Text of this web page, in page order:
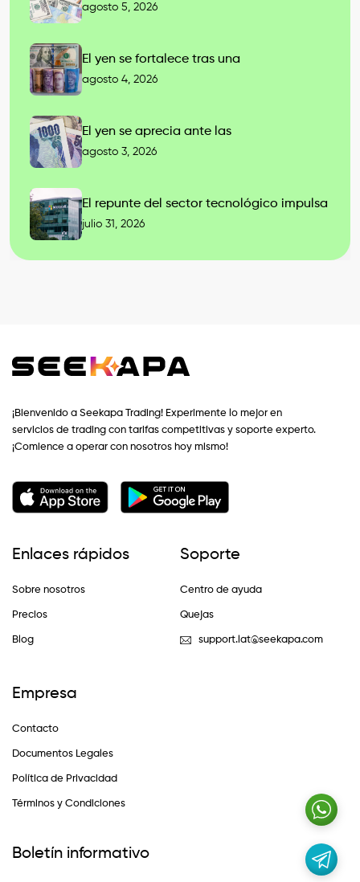
agosto 5, 2026
El yen se fortalece tras una
agosto 4, 2026
El yen se aprecia ante las
agosto 3, 2026
El repunte del sector tecnológico impulsa
julio 31, 2026
¡Bienvenido a Seekapa Trading! Experimente lo mejor en
servicios de trading con tarifas competitivas y soporte experto.
¡Comience a operar con nosotros hoy mismo!
Enlaces rápidos
Sobre nosotros
Precios
Blog
Soporte
Centro de ayuda
Quejas
support.lat@seekapa.com
Empresa
Contacto
Documentos Legales
Política de Privacidad
Términos y Condiciones
Boletín informativo